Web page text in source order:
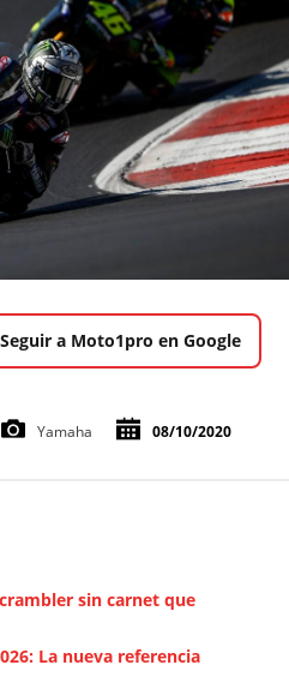
Seguir a Moto1pro en Google
Yamaha 08/10/2020
sin carnet que
La nueva referencia